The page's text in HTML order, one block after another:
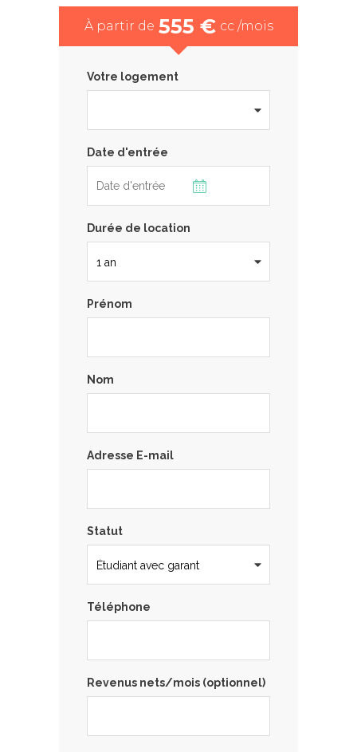
À partir de 555 € cc /mois
Votre logement
Date d'entrée
Durée de location
Prénom
Nom
Adresse E-mail
Statut
Téléphone
Revenus nets/mois (optionnel)